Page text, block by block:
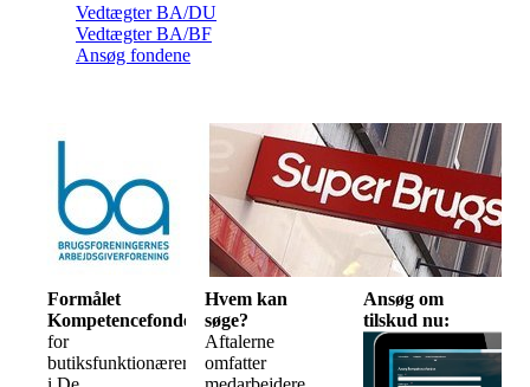
Vedtægter BA/DU
Vedtægter BA/BF
Ansøg fondene
Formålet
Kompetencefonden
for
butiksfunktionærer
Hvem kan
søge?
Aftalerne
omfatter
Ansøg om
tilskud nu: